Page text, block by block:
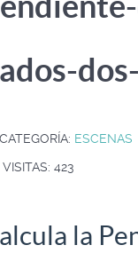
ESCENAS
VISITAS: 423
la